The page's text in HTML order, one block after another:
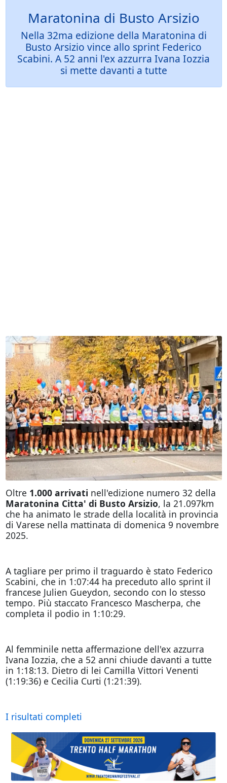
Maratonina di Busto Arsizio
Nella 32ma edizione della Maratonina di
Busto Arsizio vince allo sprint Federico
Scabini. A 52 anni l'ex azzurra Ivana Iozzia
si mette davanti a tutte
Oltre 1.000 arrivati nell'edizione numero 32 della
Maratonina Citta' di Busto Arsizio, la 21.097km
che ha animato le strade della località in provincia
di Varese nella mattinata di domenica 9 novembre
2025.
A tagliare per primo il traguardo è stato Federico
Scabini, che in 1:07:44 ha preceduto allo sprint il
francese Julien Gueydon, secondo con lo stesso
tempo. Più staccato Francesco Mascherpa, che
completa il podio in 1:10:29.
Al femminile netta affermazione dell'ex azzurra
Ivana Iozzia, che a 52 anni chiude davanti a tutte
in 1:18:13. Dietro di lei Camilla Vittori Venenti
(1:19:36) e Cecilia Curti (1:21:39).
I risultati completi